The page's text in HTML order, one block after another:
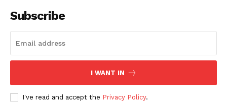
Subscribe
I WANT IN
I've read and accept the Privacy Policy.